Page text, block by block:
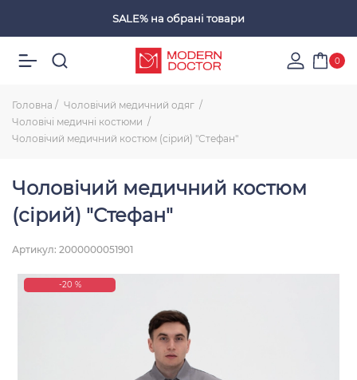
SALE% на обрані товари
0
Головна
Чоловічий медичний одяг
Чоловічі медичні костюми
Чоловічий медичний костюм (сірий) "Стефан"
Чоловічий медичний костюм
(сірий) "Стефан"
Артикул: 2000000051901
-20 %
Обрані товари